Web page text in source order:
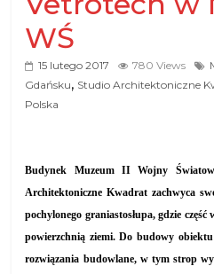
WŚ
15 lutego 2017 780 Views
Gdańsku, Studio Architektoniczne
Polska
Budynek Muzeum II Wojny
Architektoniczne Kwadrat zachwyca
pochylonego graniastosłupa, gdzie
powierzchnią ziemi. Do budowy
rozwiązania budowlane, w tym strop